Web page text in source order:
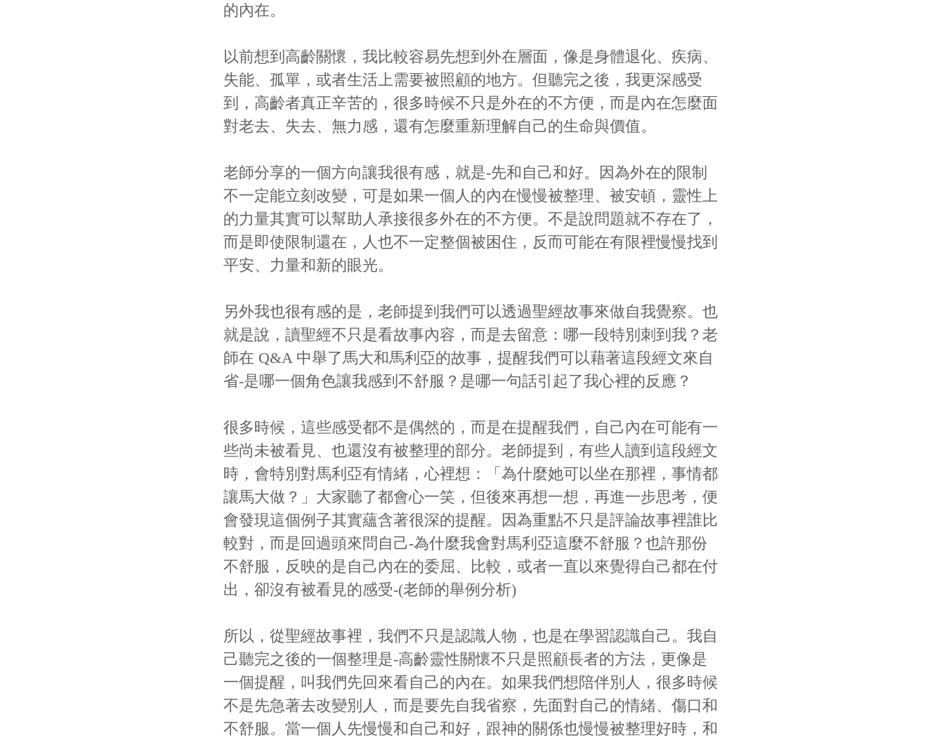
的內在。
以前想到高齡關懷，我比較容易先想到外在層面，像是身體退化、疾病、
失能、孤單，或者生活上需要被照顧的地方。但聽完之後，我更深感受
到，高齡者真正辛苦的，很多時候不只是外在的不方便，而是內在怎麼面
對老去、失去、無力感，還有怎麼重新理解自己的生命與價值。
老師分享的一個方向讓我很有感，就是-先和自己和好。因為外在的限制
不一定能立刻改變，可是如果一個人的內在慢慢被整理、被安頓，靈性上
的力量其實可以幫助人承接很多外在的不方便。不是說問題就不存在了，
而是即使限制還在，人也不一定整個被困住，反而可能在有限裡慢慢找到
平安、力量和新的眼光。
另外我也很有感的是，老師提到我們可以透過聖經故事來做自我覺察。也
就是說，讀聖經不只是看故事內容，而是去留意：哪一段特別刺到我？老
師在 Q&A 中舉了馬大和馬利亞的故事，提醒我們可以藉著這段經文來自
省-是哪一個角色讓我感到不舒服？是哪一句話引起了我心裡的反應？
很多時候，這些感受都不是偶然的，而是在提醒我們，自己內在可能有一
些尚未被看見、也還沒有被整理的部分。老師提到，有些人讀到這段經文
時，會特別對馬利亞有情緒，心裡想：「為什麼她可以坐在那裡，事情都
讓馬大做？」大家聽了都會心一笑，但後來再想一想，再進一步思考，便
會發現這個例子其實蘊含著很深的提醒。因為重點不只是評論故事裡誰比
較對，而是回過頭來問自己-為什麼我會對馬利亞這麼不舒服？也許那份
不舒服，反映的是自己內在的委屈、比較，或者一直以來覺得自己都在付
出，卻沒有被看見的感受-(老師的舉例分析)
所以，從聖經故事裡，我們不只是認識人物，也是在學習認識自己。我自
己聽完之後的一個整理是-高齡靈性關懷不只是照顧長者的方法，更像是
一個提醒，叫我們先回來看自己的內在。如果我們想陪伴別人，很多時候
不是先急著去改變別人，而是要先自我省察，先面對自己的情緒、傷口和
不舒服。當一個人先慢慢和自己和好，跟神的關係也慢慢被整理好時，和